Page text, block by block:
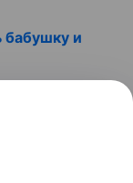
бабушку и